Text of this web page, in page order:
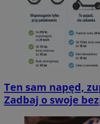
Ten sam napęd,
Zadbaj o swoje